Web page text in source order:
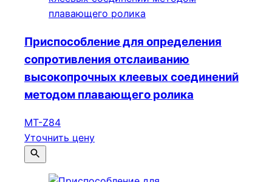
Приспособление для определения
сопротивления отслаиванию
высокопрочных клеевых соединений
методом плавающего ролика
MT-Z84
Уточнить цену